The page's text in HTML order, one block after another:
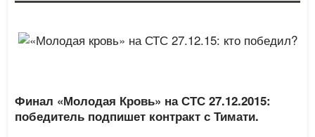
Финал «Молодая Кровь» на СТС 27.12.2015:
победитель подпишет контракт с Тимати.